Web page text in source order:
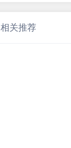
相关推荐